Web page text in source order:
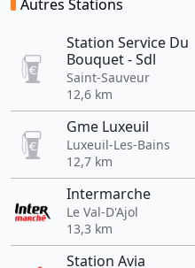
Autres Stations
Station Service Du
Bouquet - Sdl
Saint-Sauveur
12,6 km
Gme Luxeuil
Luxeuil-Les-Bains
12,7 km
Intermarche
Le Val-D'Ajol
13,3 km
Station Avia